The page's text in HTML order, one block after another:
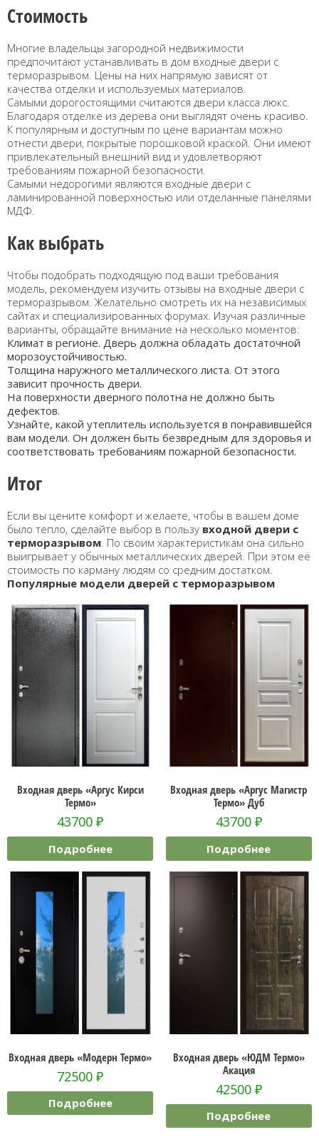
Стоимость
Многие владельцы загородной недвижимости
предпочитают устанавливать в дом входные двери с
терморазрывом. Цены на них напрямую зависят от
качества отделки и используемых материалов.
Самыми дорогостоящими считаются двери класса люкс.
Благодаря отделке из дерева они выглядят очень красиво.
К популярным и доступным по цене вариантам можно
отнести двери, покрытые порошковой краской. Они имеют
привлекательный внешний вид и удовлетворяют
требованиям пожарной безопасности.
Самыми недорогими являются входные двери с
ламинированной поверхностью или отделанные панелями
МДФ.
Как выбрать
Чтобы подобрать подходящую под ваши требования
модель, рекомендуем изучить отзывы на входные двери с
терморазрывом. Желательно смотреть их на независимых
сайтах и специализированных форумах. Изучая различные
варианты, обращайте внимание на несколько моментов:
Климат в регионе. Дверь должна обладать достаточной
морозоустойчивостью.
Толщина наружного металлического листа. От этого
зависит прочность двери.
На поверхности дверного полотна не должно быть
дефектов.
Узнайте, какой утеплитель используется в понравившейся
вам модели. Он должен быть безвредным для здоровья и
соответствовать требованиям пожарной безопасности.
Итог
Если вы цените комфорт и желаете, чтобы в вашем доме
было тепло, сделайте выбор в пользу входной двери с
терморазрывом . По своим характеристикам она сильно
выигрывает у обычных металлических дверей. При этом её
стоимость по карману людям со средним достатком.
Популярные модели дверей с терморазрывом
Входная дверь «Аргус Кирси
Термо»
43700₽
Подробнее
Входная дверь «Аргус Магистр
Термо» Дуб
43700 ₽
Подробнее
Входная дверь «Модерн Термо»
72500₽
Подробнее
Входная дверь «ЮДМ Термо»
Акация
42500 ₽
Подробнее